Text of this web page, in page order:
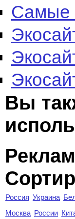
Самые
Вы
Россия Украина
Москва России